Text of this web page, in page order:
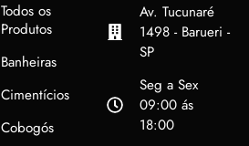
Todos os
Produtos
Banheiras
Cimentícios
Cobogós
Av. Tucunaré
1498 - Barueri -
SP
Seg a Sex
09:00 ás
18:00